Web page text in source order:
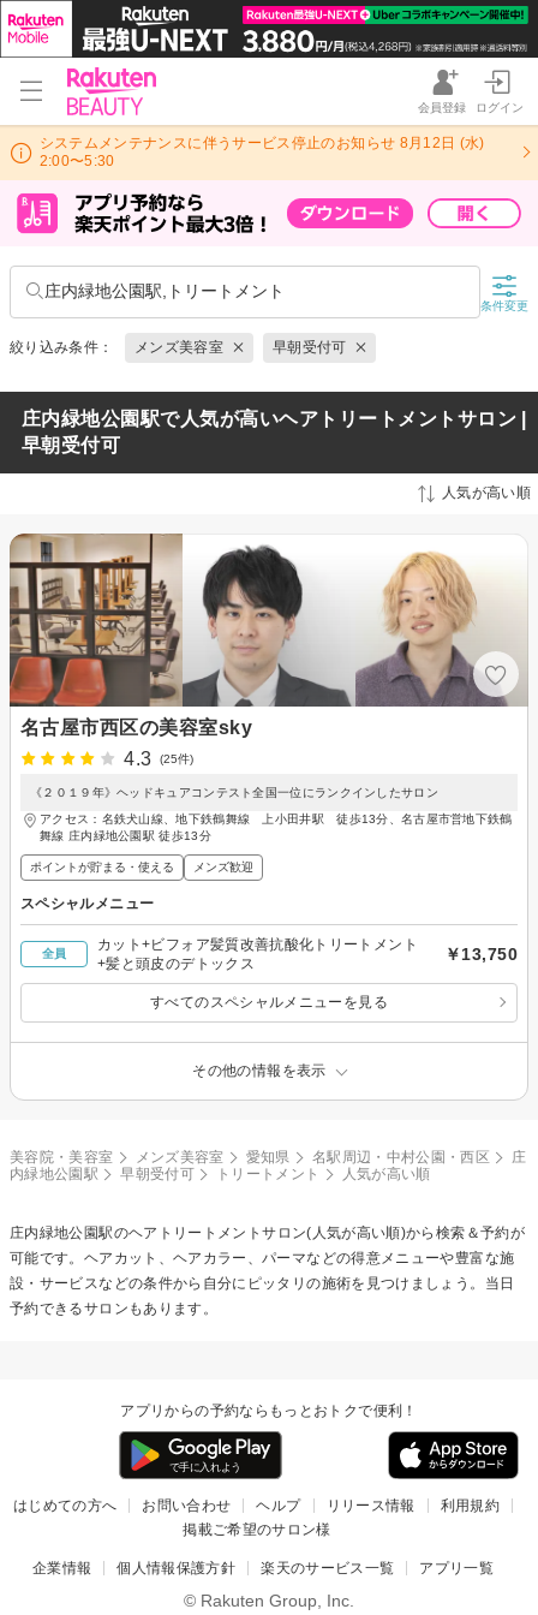
会員登録 ログイン
システムメンテナンスに伴うサービス停止のお知らせ 8月12日 (水)
2:00〜5:30
庄内緑地公園駅,トリートメント
条件変更
絞り込み条件： メンズ美容室 早朝受付可
庄内緑地公園駅で人気が高いヘアトリートメントサロン |
早朝受付可
人気が高い順
名古屋市西区の美容室sky
4.3
(25件)
《２０１９年》ヘッドキュアコンテスト全国一位にランクインしたサロン
アクセス：名鉄犬山線、地下鉄鶴舞線 上小田井駅 徒歩13分、名古屋市営地下鉄鶴
舞線 庄内緑地公園駅 徒歩13分
ポイントが貯まる・使える メンズ歓迎
スペシャルメニュー
全員
カット+ビフォア髪質改善抗酸化トリートメント
+髪と頭皮のデトックス
￥13,750
すべてのスペシャルメニューを見る
その他の情報を表示
美容院・美容室 メンズ美容室 愛知県 名駅周辺・中村公園・西区
庄
内緑地公園駅
早朝受付可 トリートメント 人気が高い順
庄内緑地公園駅のヘアトリートメントサロン(人気が高い順)から検索＆予約が
可能です。ヘアカット、ヘアカラー、パーマなどの得意メニューや豊富な施
設・サービスなどの条件から自分にピッタリの施術を見つけましょう。当日
予約できるサロンもあります。
アプリからの予約ならもっとおトクで便利！
はじめての方へ お問い合わせ ヘルプ リリース情報
利用規約
掲載ご希望のサロン様
企業情報 個人情報保護方針 楽天のサービス一覧 アプリ一覧
© Rakuten Group, Inc.